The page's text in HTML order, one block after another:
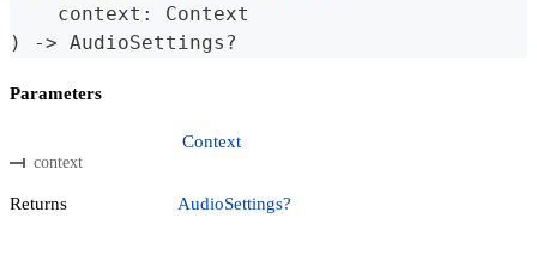
    context
:
Context
)
-> AudioSettings ?
Parameters
context
Context
Returns AudioSettings?